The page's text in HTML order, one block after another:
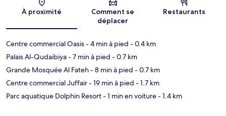
Carte
À proximité
Comment se
déplacer
Restaurants
Centre commercial Oasis- 4 min à pied - 0.4 km
Palais Al-Qudaibiya- 7 min à pied - 0.7 km
Grande Mosquée Al Fateh- 8 min à pied - 0.7 km
Centre commercial Juffair- 19 min à pied - 1.7 km
Parc aquatique Dolphin Resort- 1 min en voiture- 1.4 km